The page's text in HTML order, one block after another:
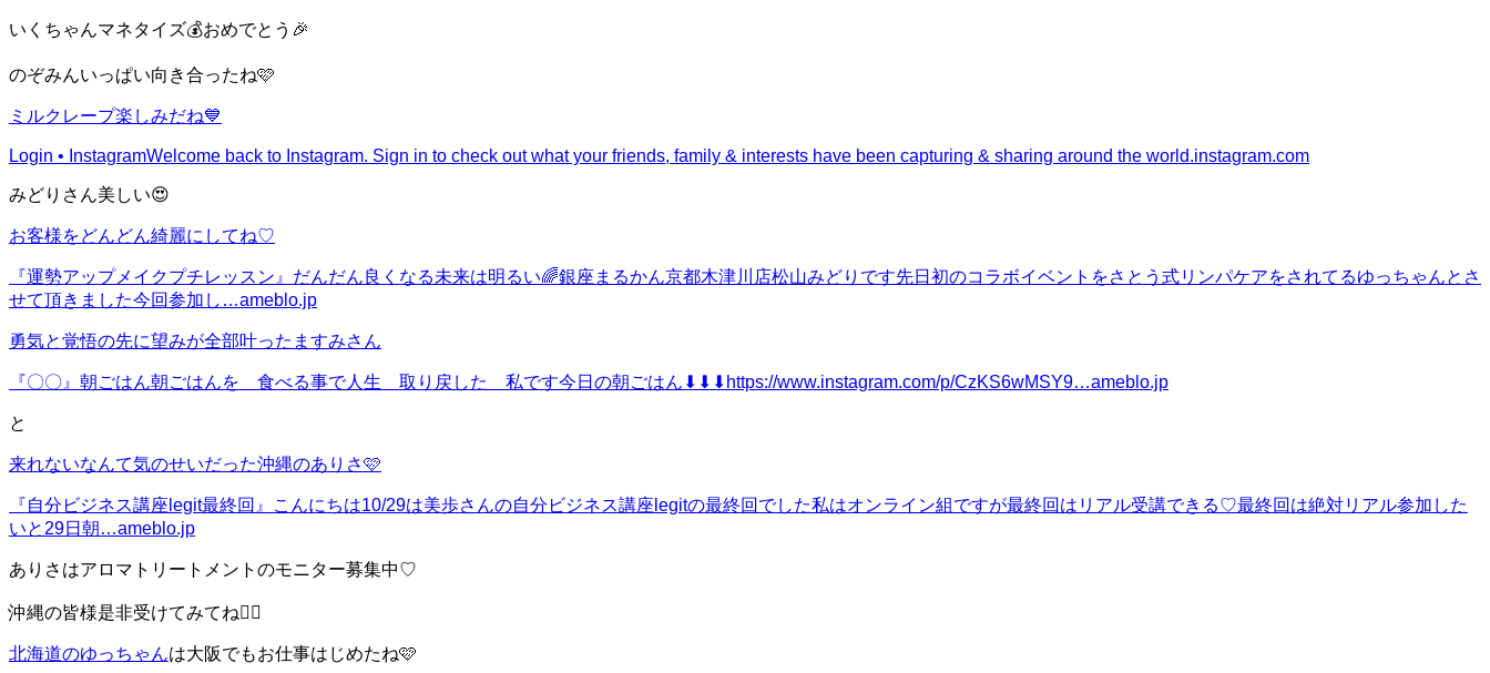
いくちゃんマネタイズ💰おめでとう🎉
のぞみんいっぱい向き合ったね🩷
ミルクレープ楽しみだね💙
Login • InstagramWelcome back to Instagram. Sign in to check out what your friends, family & interests have been capturing & sharing around the world.instagram.com
みどりさん美しい😍
お客様をどんどん綺麗にしてね♡
『運勢アップメイクプチレッスン』 だんだん良くなる未来は明るい🌈銀座まるかん京都木津川店松山みどりです先日初のコラボイベントをさとう式リンパケアをされてるゆっちゃんとさ
せて頂きました今回参加し…ameblo.jp
勇気と覚悟の先に望みが全部叶ったますみさん
『〇〇』 朝ごはん朝ごはんを 食べる事で人生 取り戻した 私です今日の朝ごはん⬇︎⬇︎⬇︎https://www.instagram.com/p/CzKS6wMSY9…ameblo.jp
と
来れないなんて気のせいだった沖縄のありさ🩷
『自分ビジネス講座legit最終回』
こんにちは10/29は美歩さんの自分ビジネス講座legitの最終回でした私はオンライン組ですが最終回はリアル受講できる♡最終回は絶対リアル参加した
いと29日朝…ameblo.jp
ありさはアロマトリートメントのモニター募集中♡
沖縄の皆様是非受けてみてね❤️‍🔥
北海道のゆっちゃんは大阪でもお仕事はじめたね🩷